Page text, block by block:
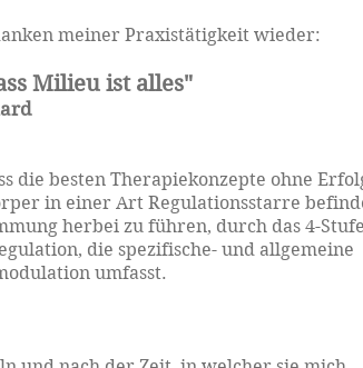
meiner Praxistätigkeit wieder:
Milieu ist alles"
die besten Therapiekonzepte ohne
in einer Art Regulationsstarre
herbei zu führen, durch das 4-
die spezifische- und allgemeine
umfasst.